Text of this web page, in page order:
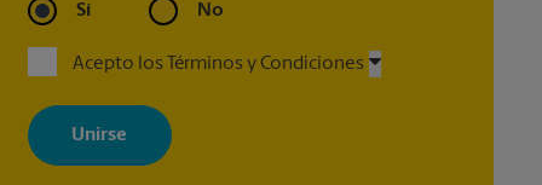
Sí No
Acepto los Términos y Condiciones
Al registrarse, acepta recibir correos electrónicos de The UPS Store
con noticias, ofertas especiales, promociones y mensajes
adaptados a sus intereses. Puede darse de baja en cualquier
momento. Para más información, consulte nuestra política de